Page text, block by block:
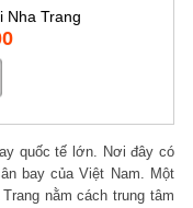
Nha Trang
quốc tế lớn. Nơi đây có
bay của Việt Nam. Một
nằm cách trung tâm